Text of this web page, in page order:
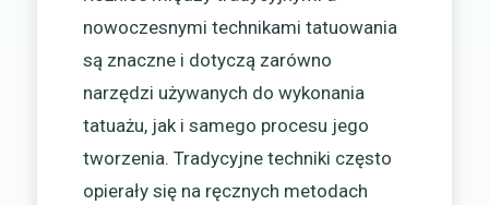
nowoczesnymi technikami tatuowania
są znaczne i dotyczą zarówno
narzędzi używanych do wykonania
tatuażu, jak i samego procesu jego
tworzenia. Tradycyjne techniki często
opierały się na ręcznych metodach